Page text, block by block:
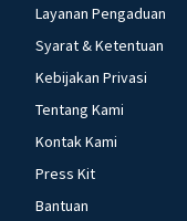
Layanan Pengaduan
Syarat & Ketentuan
Kebijakan Privasi
Tentang Kami
Kontak Kami
Press Kit
Bantuan